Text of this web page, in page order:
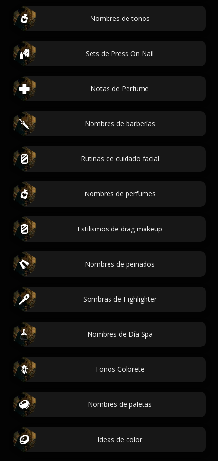
Nombres de tonos
Sets de Press On Nail
Notas de Perfume
Nombres de barberías
Rutinas de cuidado facial
Nombres de perfumes
Estilismos de drag makeup
Nombres de peinados
Sombras de Highlighter
Nombres de Día Spa
Tonos Colorete
Nombres de paletas
Ideas de color